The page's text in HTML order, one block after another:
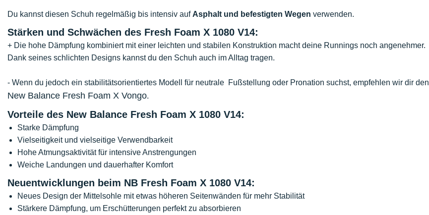
Du kannst diesen Schuh regelmäßig bis intensiv auf Asphalt und befestigten Wegen verwenden.
Stärken und Schwächen des Fresh Foam X 1080 V14:
+ Die hohe Dämpfung kombiniert mit einer leichten und stabilen Konstruktion macht deine Runnings noch angenehmer.
Dank seines schlichten Designs kannst du den Schuh auch im Alltag tragen.
- Wenn du jedoch ein stabilitätsorientiertes Modell für neutrale Fußstellung oder Pronation suchst, empfehlen wir dir den
New Balance Fresh Foam X Vongo.
Vorteile des New Balance Fresh Foam X 1080 V14:
Starke Dämpfung
Vielseitigkeit und vielseitige Verwendbarkeit
Hohe Atmungsaktivität für intensive Anstrengungen
Weiche Landungen und dauerhafter Komfort
Neuentwicklungen beim NB Fresh Foam X 1080 V14:
Neues Design der Mittelsohle mit etwas höheren Seitenwänden für mehr Stabilität
Stärkere Dämpfung, um Erschütterungen perfekt zu absorbieren